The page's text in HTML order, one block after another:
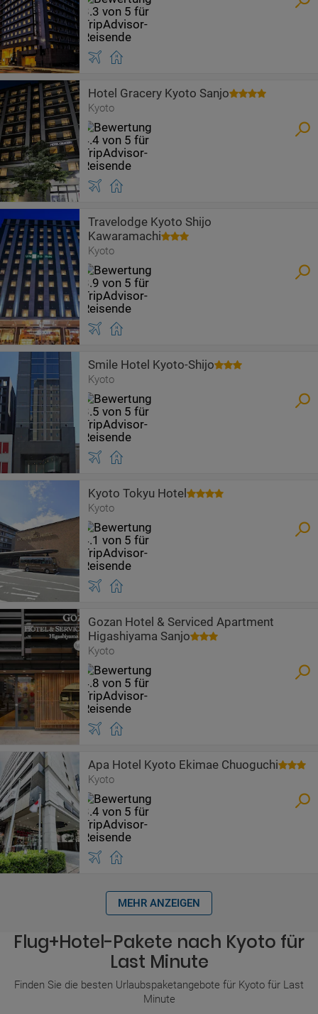
Hotel Gracery Kyoto Sanjo
Kyoto
Travelodge Kyoto Shijo
Kawaramachi
Kyoto
Smile Hotel Kyoto-Shijo
Kyoto
Kyoto Tokyu Hotel
Kyoto
Gozan Hotel & Serviced Apartment
Higashiyama Sanjo
Kyoto
Apa Hotel Kyoto Ekimae Chuoguchi
Kyoto
MEHR ANZEIGEN
Flug+Hotel-Pakete nach Kyoto für
Last Minute
Finden Sie die besten Urlaubspaketangebote für Kyoto für Last
Minute